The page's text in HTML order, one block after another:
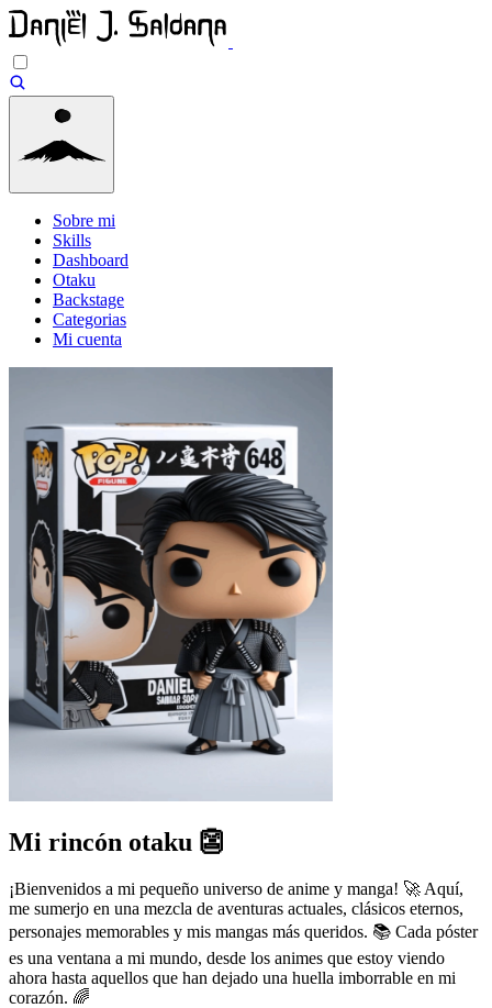
Sobre mi
Skills
Dashboard
Otaku
Backstage
Categorias
Mi cuenta
Mi rincón otaku 👺
¡Bienvenidos a mi pequeño universo de anime y manga! 🚀 Aquí,
me sumerjo en una mezcla de aventuras actuales, clásicos eternos,
personajes memorables y mis mangas más queridos. 📚 Cada póster
es una ventana a mi mundo, desde los animes que estoy viendo
ahora hasta aquellos que han dejado una huella imborrable en mi
corazón. 🌈